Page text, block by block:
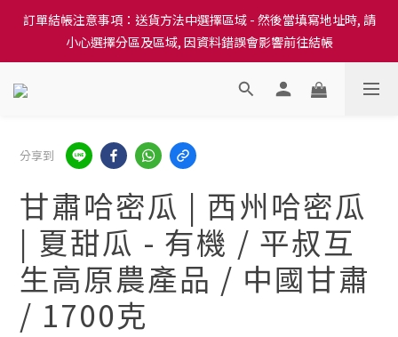
訂單結帳注意事項：送貨方法中選擇區域 - 然後當填寫地址時, 請
小心選擇分區及區域, 因資料錯誤會影響前往結帳
訂單結帳注意事項：送貨方法中選擇區域 - 然後當填寫地址時, 請
小心選擇分區及區域, 因資料錯誤會影響前往結帳
隆重推出本地培育田香雞、金棠雞、粵皇鷄及平原雞等，想食靚雞
訂單結帳注意事項：送貨方法中選擇區域 - 然後當填寫地址時, 請
小心選擇分區及區域, 因資料錯誤會影響前往結帳
分享到
甘肅哈密瓜 | 西州哈密瓜
| 夏甜瓜 - 有機 / 平叔互
生高原農產品 / 中國甘肅
/ 1700克